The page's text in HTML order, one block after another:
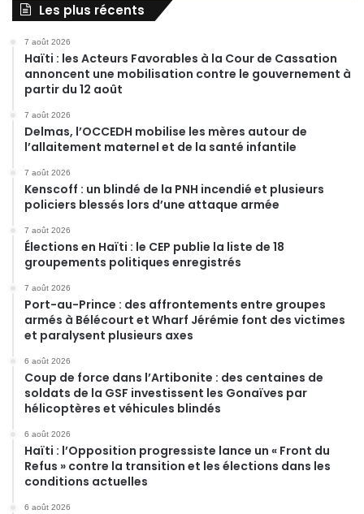
Les plus récents
7 août 2026
Haïti : les Acteurs Favorables à la Cour de Cassation
annoncent une mobilisation contre le gouvernement à
partir du 12 août
7 août 2026
Delmas, l’OCCEDH mobilise les mères autour de
l’allaitement maternel et de la santé infantile
7 août 2026
Kenscoff : un blindé de la PNH incendié et plusieurs
policiers blessés lors d’une attaque armée
7 août 2026
Élections en Haïti : le CEP publie la liste de 18
groupements politiques enregistrés
7 août 2026
Port-au-Prince : des affrontements entre groupes
armés à Bélécourt et Wharf Jérémie font des victimes
et paralysent plusieurs axes
6 août 2026
Coup de force dans l’Artibonite : des centaines de
soldats de la GSF investissent les Gonaïves par
hélicoptères et véhicules blindés
6 août 2026
Haïti : l’Opposition progressiste lance un « Front du
Refus » contre la transition et les élections dans les
conditions actuelles
6 août 2026